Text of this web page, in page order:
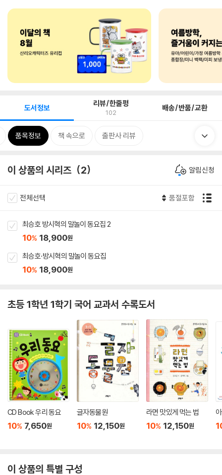
도서정보 리뷰/한줄평
102 배송/반품/교환
품목정보 책 속으로 출판사 리뷰
이 상품의 시리즈 2 알림신청
전체선택 품절포함
최승호 방시혁의 말놀이 동요집 2
10% 18,900원
최승호·방시혁의 말놀이 동요집
10% 18,900원
초등 1학년 1학기 국어 교과서 수록도서
CD Book 우리 동요
10% 7,650원
글자동물원
10% 12,150원
라면 맛있게 먹는 법
10% 12,150원
이 상품의 특별 구성